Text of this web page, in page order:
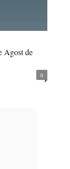
Agost de
0